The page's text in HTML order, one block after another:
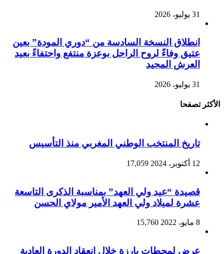
31 يوليو، 2026
انطلاق النسخة السادسة من “دوري المودة” بعين
عتيق وفاءً لروح الراحل بوعزة منتفع واحتفاءً بعيد
العرش المجيد
31 يوليو، 2026
الأكثر تصفحا
تاريخ المنتخب الوطني المغربي منذ التأسيس
12 أكتوبر، 2024 17,059
قصيدة “عيد ولي العهد” بمناسبة الذكرى التاسعة
عشرة لميلاد ولي العهد الأمير مولاي الحسن
8 مايو، 2022 15,760
عرض لمحطات بارزة خلال انعقاد الدورة العادية